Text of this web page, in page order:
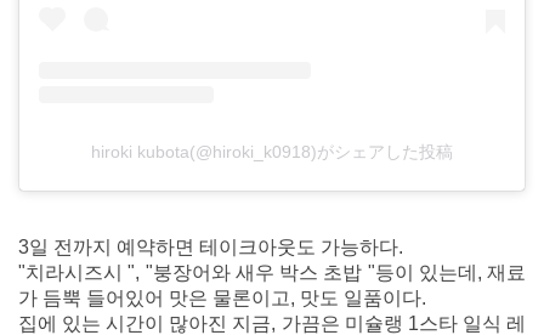
hiroki kubota(@hiroki_k0918)がシェアした投稿
3일 전까지 예약하면 테이크아웃도 가능하다.
"치라시즈시 ", "붕장어와 새우 박스 초밥 "등이 있는데, 재료
가 듬뿍 들어있어 맛은 물론이고, 맛도 일품이다.
집에 있는 시간이 많아진 지금, 가끔은 미슐랭 1스타 일식 레